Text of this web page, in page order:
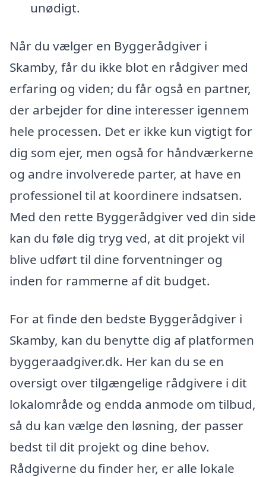
unødigt.
Når du vælger en Byggerådgiver i
Skamby, får du ikke blot en rådgiver med
erfaring og viden; du får også en partner,
der arbejder for dine interesser igennem
hele processen. Det er ikke kun vigtigt for
dig som ejer, men også for håndværkerne
og andre involverede parter, at have en
professionel til at koordinere indsatsen.
Med den rette Byggerådgiver ved din side
kan du føle dig tryg ved, at dit projekt vil
blive udført til dine forventninger og
inden for rammerne af dit budget.
For at finde den bedste Byggerådgiver i
Skamby, kan du benytte dig af platformen
byggeraadgiver.dk. Her kan du se en
oversigt over tilgængelige rådgivere i dit
lokalområde og endda anmode om tilbud,
så du kan vælge den løsning, der passer
bedst til dit projekt og dine behov.
Rådgiverne du finder her, er alle lokale